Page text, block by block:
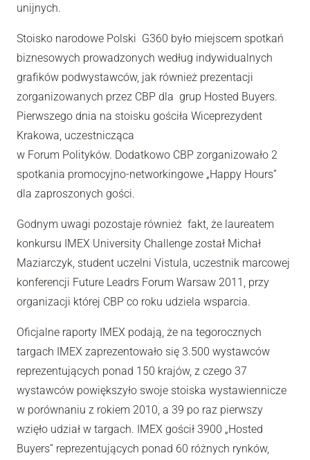
unijnych.
Stoisko narodowe Polski G360 było miejscem spotkań
biznesowych prowadzonych według indywidualnych
grafików podwystawców, jak również prezentacji
zorganizowanych przez CBP dla grup Hosted Buyers.
Pierwszego dnia na stoisku gościła Wiceprezydent
Krakowa, uczestnicząca
w Forum Polityków. Dodatkowo CBP zorganizowało 2
spotkania promocyjno-networkingowe „Happy Hours”
dla zaproszonych gości.
Godnym uwagi pozostaje również fakt, że laureatem
konkursu IMEX University Challenge został Michał
Maziarczyk, student uczelni Vistula, uczestnik marcowej
konferencji Future Leadrs Forum Warsaw 2011, przy
organizacji której CBP co roku udziela wsparcia.
Oficjalne raporty IMEX podają, że na tegorocznych
targach IMEX zaprezentowało się 3.500 wystawców
reprezentujących ponad 150 krajów, z czego 37
wystawców powiększyło swoje stoiska wystawiennicze
w porównaniu z rokiem 2010, a 39 po raz pierwszy
wzięło udział w targach. IMEX gościł 3900 „Hosted
Buyers” reprezentujących ponad 60 różnych rynków,